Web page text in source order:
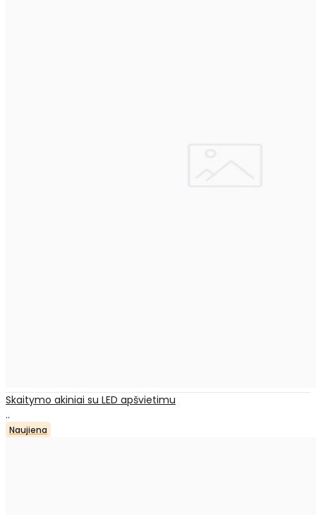
Skaitymo akiniai su LED apšvietimu
..
Naujiena